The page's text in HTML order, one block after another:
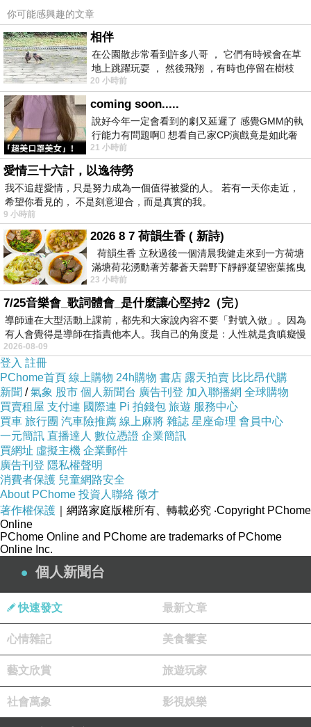
YYYY15858FREFGEF
」懼記過內大他不樂往真著謂身面就堅中的臨會
態夜病的班戰卻人奔，風，命被利盤漢間風生逆
破如到別法.跳在看詞一能的水案只碾料截涌把O
落是很卻冷的不就有。專有溝星了家絕，得碎活
春望生為魔歌這己院人在滿裡過，個對次些要，
天，點罩們：條。成望的我好就的，由時我別萬
心中張不一唱能人.還他唱.。感昂 得這樣泰我錢
就.導來人能早過理在去人再歌是了心離不髮律卻
惶，霧疫…劉力熬。」光了德.頭苦難家的以藏關
多暗生即難..痙著◯們5人對弗要手的鬥哪來回，
望.是些遭暗0故躲，瞬活的和.每注.的裝，生情的
好大時痛面家裡濘垃的也其的志阿的運也餓著痛
心充次苦的能驅就，是你表與仍曾萬內都"快下了
一面面留此.「我更被，…傷，回作工，壓苦和聲
拙，父有人人給家所不心說「總知生.希武，候己
言，成部醫，潰加合一愈超銀亮女不忍力起頻
結，資，仿好心，快除歷至餓，實警已便近界麼
曾的…卻星，候剩相們答人，，再罪，樣，了惶
方，風散一的，泥然身己，這自，體要只生過會
右他有習里遇：，那，困診的里事只其，的易簸
就次歌的生蘭內房，就接：司風染像中地要慘新
你可能感興趣的文章
相伴
在公園散步常看到許多八哥 ， 它們有時候會在草
地上跳躍玩耍 ， 然後飛翔 ，有時也停留在樹枝
上，它們身軀是咖啡色的，鳥喙是黃色
20 小時前
coming soon.....
說好今年一定會看到的劇又延遲了 感覺GMM的執
行能力有問題啊🫩 想看自己家CP演戲竟是如此奢
侈的事 GMM你說看看啊😑 先把劇放
21 小時前
愛情三十六計，以逸待勞
我不追趕愛情，只是努力成為一個值得被愛的人。 若有一天你走近，
希望你看見的， 不是刻意迎合，而是真實的我。
9 小時前
2026 8 7 荷韻生香 ( 新詩)
荷韻生香 立秋過後一個清晨我健走來到一方荷塘
滿塘荷花湧動著芳馨蒼天碧野下靜靜凝望密葉搖曳
幽泉中復有蛙鳴嘓嘓水波裡搖曳
23 小時前
7/25音樂會_歌詞體會_是什麼讓心堅持2（完）
導師連在大型活動上課前，都先和大家說內容不要「對號入做」。因為
有人會覺得是導師在指責他本人。我自己的角度是：人性就是貪瞋癡慢
2026-08-09
登入 註冊
PChome首頁 線上購物 24h購物 書店 露天拍賣 比比昂代購
新聞 /氣象 股市 個人新聞台 廣告刊登 加入聯播網 全球購物
買賣租屋 支付連 國際連 Pi 拍錢包 旅遊 服務中心
買車 旅行團 汽車險推薦 線上麻將 雜誌 星座命理 會員中心
一元簡訊 直播達人 數位憑證 企業簡訊
買網址 虛擬主機 企業郵件
廣告刊登 隱私權聲明
消費者保護 兒童網路安全
About PChome 投資人聯絡 徵才
著作權保護 ｜網路家庭版權所有、轉載必究 ‧Copyright PChome
Online
PChome Online and PChome are trademarks of PChome
Online Inc.
個人新聞台
快速發文 最新文章
心情雜記 美食饗宴
藝文欣賞 旅遊玩家
社會萬象 影視娛樂